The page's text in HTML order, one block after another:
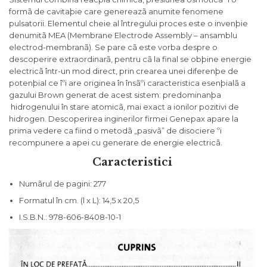
formã de cavitaþie care genereazã anumite fenomene
pulsatorii. Elementul cheie al întregului proces este o invenþie
denumitã MEA (Membrane Electrode Assembly – ansamblu
electrod-membranã). Se pare cã este vorba despre o
descoperire extraordinarã, pentru cã la final se obþine energie
electricã într-un mod direct, prin crearea unei diferenþe de
potenþial ce îºi are originea în însãºi caracteristica esenþialã a
gazului Brown generat de acest sistem: predominanþa
hidrogenului în stare atomicã, mai exact a ionilor pozitivi de
hidrogen. Descoperirea inginerilor firmei Genepax apare la
prima vedere ca fiind o metodã „pasivã” de disociere ºi
recompunere a apei cu generare de energie electricã.
Caracteristici
Numãrul de pagini: 277
Formatul în cm. (l x L): 14,5 x 20,5
I.S.B.N.: 978-606-8408-10-1